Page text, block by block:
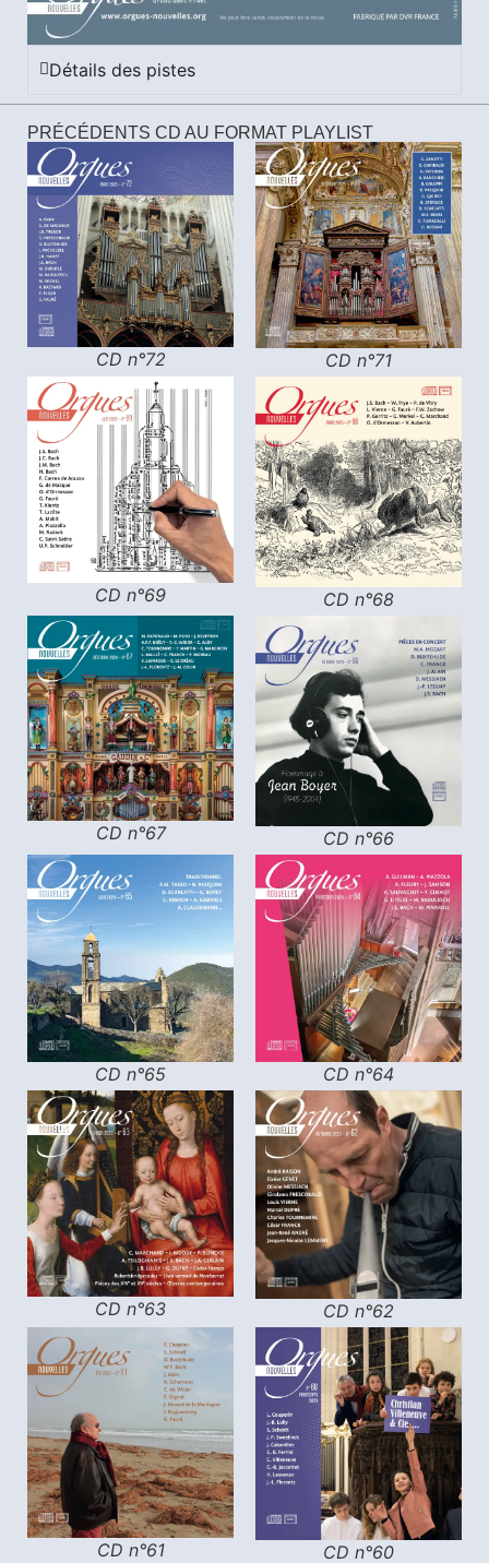
Détails des pistes
PRÉCÉDENTS CD AU FORMAT PLAYLIST
CD n°72 CD n°71
CD n°69 CD n°68
CD n°67 CD n°66
CD n°65 CD n°64
CD n°63 CD n°62
CD n°61 CD n°60